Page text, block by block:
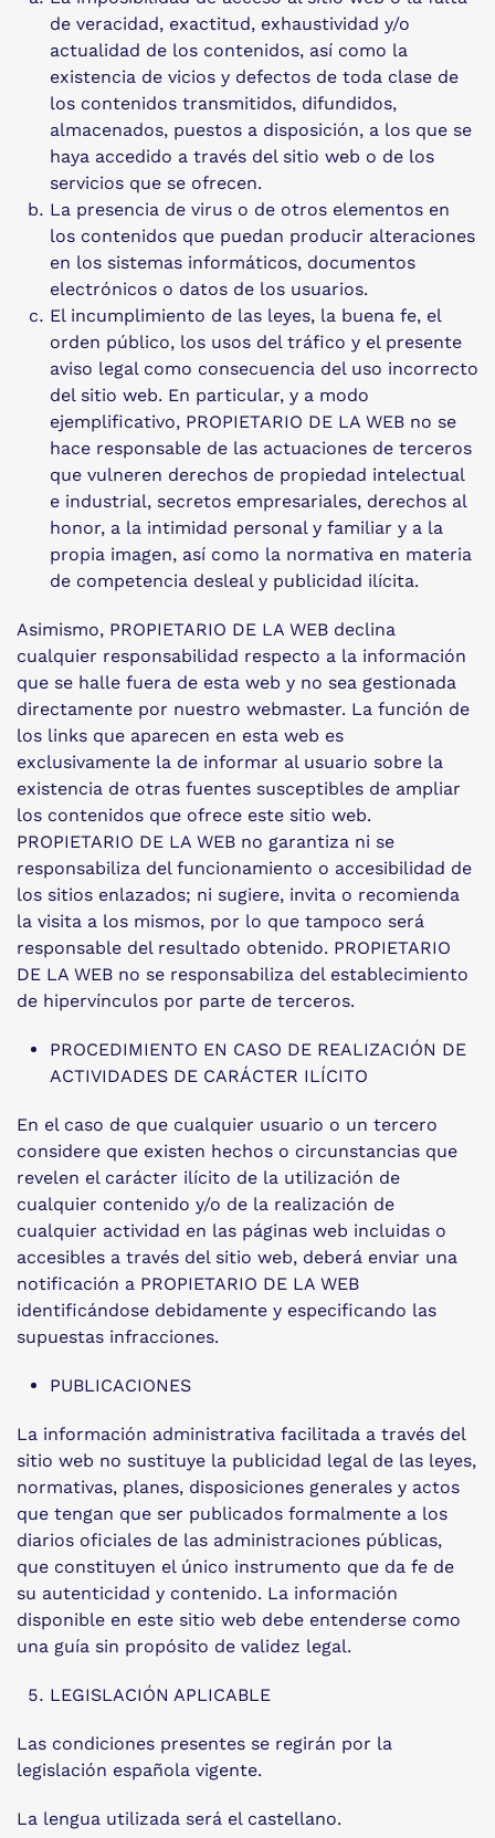
de veracidad, exactitud, exhaustividad y/o
actualidad de los contenidos, así como la
existencia de vicios y defectos de toda clase de
los contenidos transmitidos, difundidos,
almacenados, puestos a disposición, a los que se
haya accedido a través del sitio web o de los
servicios que se ofrecen.
La presencia de virus o de otros elementos en
los contenidos que puedan producir alteraciones
en los sistemas informáticos, documentos
electrónicos o datos de los usuarios.
El incumplimiento de las leyes, la buena fe, el
orden público, los usos del tráfico y el presente
aviso legal como consecuencia del uso incorrecto
del sitio web. En particular, y a modo
ejemplificativo, PROPIETARIO DE LA WEB no se
hace responsable de las actuaciones de terceros
que vulneren derechos de propiedad intelectual
e industrial, secretos empresariales, derechos al
honor, a la intimidad personal y familiar y a la
propia imagen, así como la normativa en materia
de competencia desleal y publicidad ilícita.
Asimismo, PROPIETARIO DE LA WEB declina
cualquier responsabilidad respecto a la información
que se halle fuera de esta web y no sea gestionada
directamente por nuestro webmaster. La función de
los links que aparecen en esta web es
exclusivamente la de informar al usuario sobre la
existencia de otras fuentes susceptibles de ampliar
los contenidos que ofrece este sitio web.
PROPIETARIO DE LA WEB no garantiza ni se
responsabiliza del funcionamiento o accesibilidad de
los sitios enlazados; ni sugiere, invita o recomienda
la visita a los mismos, por lo que tampoco será
responsable del resultado obtenido. PROPIETARIO
DE LA WEB no se responsabiliza del establecimiento
de hipervínculos por parte de terceros.
PROCEDIMIENTO EN CASO DE REALIZACIÓN DE
ACTIVIDADES DE CARÁCTER ILÍCITO
En el caso de que cualquier usuario o un tercero
considere que existen hechos o circunstancias que
revelen el carácter ilícito de la utilización de
cualquier contenido y/o de la realización de
cualquier actividad en las páginas web incluidas o
accesibles a través del sitio web, deberá enviar una
notificación a PROPIETARIO DE LA WEB
identificándose debidamente y especificando las
supuestas infracciones.
PUBLICACIONES
La información administrativa facilitada a través del
sitio web no sustituye la publicidad legal de las leyes,
normativas, planes, disposiciones generales y actos
que tengan que ser publicados formalmente a los
diarios oficiales de las administraciones públicas,
que constituyen el único instrumento que da fe de
su autenticidad y contenido. La información
disponible en este sitio web debe entenderse como
una guía sin propósito de validez legal.
LEGISLACIÓN APLICABLE
Las condiciones presentes se regirán por la
legislación española vigente.
La lengua utilizada será el castellano.